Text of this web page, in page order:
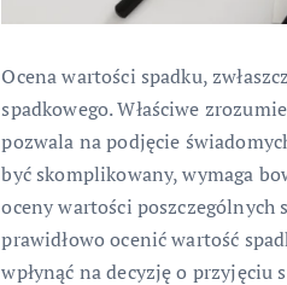
Ocena wartości spadku,
spadkowego. Właściwe
pozwala na podjęcie
być skomplikowany, wymaga
oceny wartości
prawidłowo ocenić wartość
wpłynąć na decyzję o przyjęciu